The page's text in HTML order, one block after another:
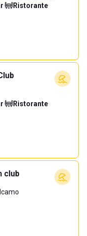
· Ristorante·
· Ristorante·
club